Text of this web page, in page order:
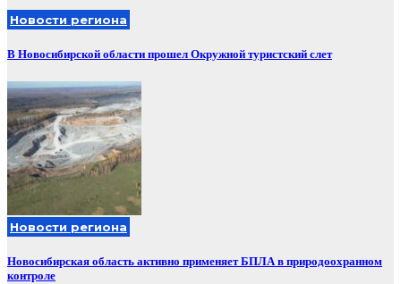
Новости региона
В Новосибирской области прошел Окружной туристский слет
Новости региона
Новосибирская область активно применяет БПЛА в природоохранном
контроле